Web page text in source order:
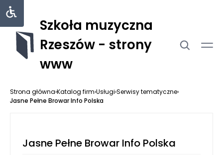
Szkoła muzyczna
Rzeszów - strony
www
Strona główna›Katalog firm›Usługi›Serwisy tematyczne›
Jasne Pełne Browar Info Polska
Jasne Pełne Browar Info Polska